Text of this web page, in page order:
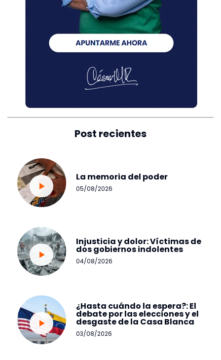
Post recientes
La memoria del poder
05/08/2026
Injusticia y dolor: Víctimas de
dos gobiernos indolentes
04/08/2026
¿Hasta cuándo la espera?: El
debate por las elecciones y el
desgaste de la Casa Blanca
03/08/2026